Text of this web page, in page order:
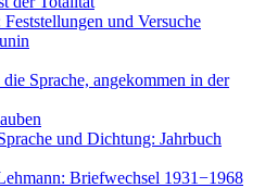
und Versuche
Sprache, angekommen in der
und Dichtung: Jahrbuch
Briefwechsel 1931−1968